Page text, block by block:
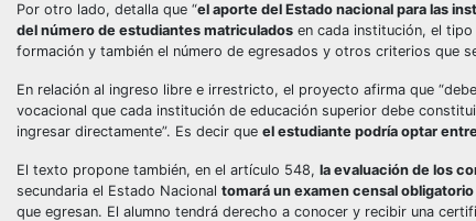
Por otro lado, detalla que “el aporte del Estado nacional para las
del número de estudiantes matriculados en cada institución, el
formación y también el número de egresados y otros criterios que
En relación al ingreso libre e irrestricto, el proyecto afirma que
vocacional que cada institución de educación superior debe
ingresar directamente”. Es decir que el estudiante podría optar
El texto propone también, en el artículo 548, la evaluación de los
secundaria el Estado Nacional tomará un examen censal obligatorio
que egresan. El alumno tendrá derecho a conocer y recibir una